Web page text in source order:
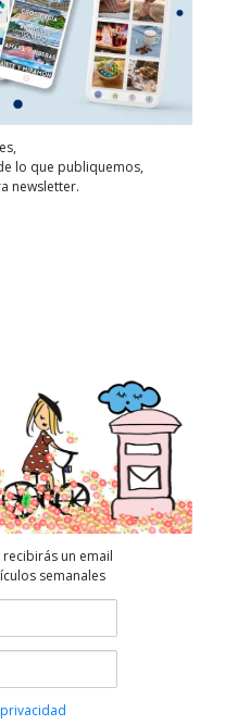
lo que publiquemos,
newsletter.
recibirás un email
semanales